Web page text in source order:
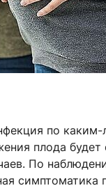
по каким-
плода
По
симптоматика